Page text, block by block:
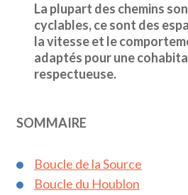
La plupart des chemins
cyclables, ce sont des
la vitesse et le
adaptés pour une
respectueuse.
SOMMAIRE
Boucle de la Source
Boucle du Houblon